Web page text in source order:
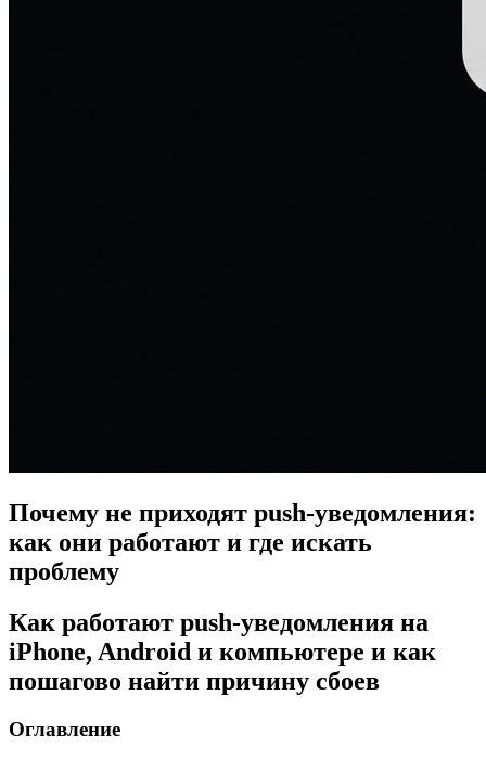
Почему не приходят push-уведомления:
как они работают и где искать
проблему
Как работают push-уведомления на
iPhone, Android и компьютере и как
пошагово найти причину сбоев
Оглавление